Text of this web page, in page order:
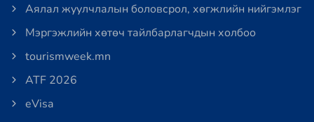
Аялал жуулчлалын боловсрол, хөгжлийн нийгэмлэг
Мэргэжлийн хөтөч тайлбарлагчдын холбоо
tourismweek.mn
ATF 2026
eVisa